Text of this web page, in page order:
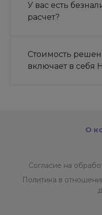
У вас есть
расчет?
Стоимость
включает в себя
О
Согласие на
Политика в